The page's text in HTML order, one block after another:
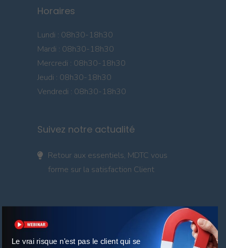
Horaires
Lundi : 08h30-18h30
Mardi : 08h30-18h30
Mercredi : 08h30-18h30
Jeudi : 08h30-18h30
Vendredi : 08h30-18h30
Suivez notre actualité
Retour aux essentiels, MDTC vous
forme sur la satisfaction Client
Le vrai risque n'est pas le client qui se